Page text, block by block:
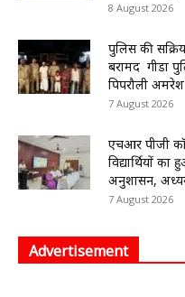
8 August 2026
पुलिस की
बरामद गीडा
पिपरौली
7 August 2026
एचआर पीजी
विद्यार्थियों
अनुशासन,
7 August 2026
Advertisement